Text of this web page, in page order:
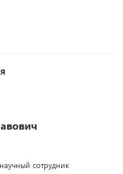
сотрудник